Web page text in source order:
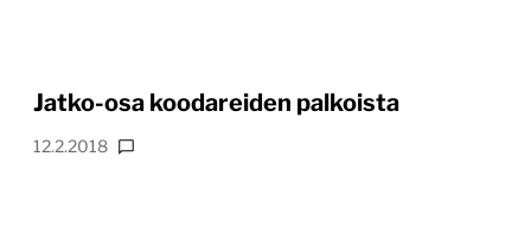
Jatko-osa koodareiden palkoista
12.2.2018